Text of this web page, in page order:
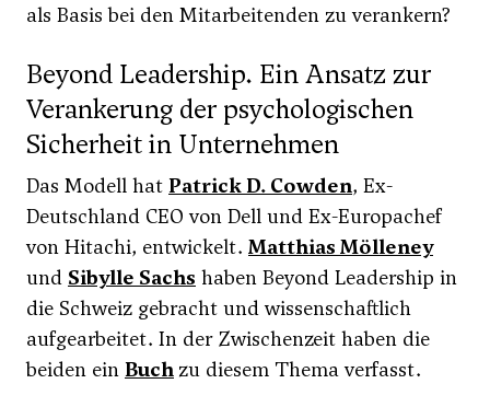
als Basis bei den Mitarbeitenden zu verankern?
Beyond Leadership. Ein Ansatz zur
Verankerung der psychologischen
Sicherheit in Unternehmen
Das Modell hat Patrick D. Cowden, Ex-
Deutschland CEO von Dell und Ex-Europachef
von Hitachi, entwickelt. Matthias Mölleney
und Sibylle Sachs haben Beyond Leadership in
die Schweiz gebracht und wissenschaftlich
aufgearbeitet. In der Zwischenzeit haben die
beiden ein Buch zu diesem Thema verfasst.